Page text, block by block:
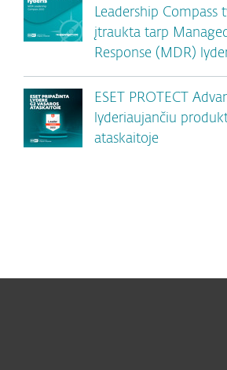
Leadership Compass
įtraukta tarp
Response (MDR)
ESET PROTECT
lyderiaujančiu
ataskaitoje